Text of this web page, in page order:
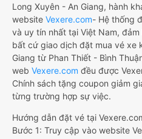
Long Xuyên - An Giang, hành
website Vexere.com- Hệ thống
và uy tín nhất tại Việt Nam,
bất cứ giao dịch đặt mua vé xe
Giang từ Phan Thiết - Bình
web Vexere.com đều được
Chính sách tặng coupon giảm
từng trường hợp sự việc.
Hướng dẫn đặt vé tại
Bước 1: Truy cập vào website